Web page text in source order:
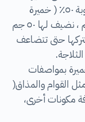
٥٠٪ ( خميرة
جامدة) ، نأخذ البادئة من الأم ٢٥جم ، نضيف لها ٥٠ جم
تتضاعف